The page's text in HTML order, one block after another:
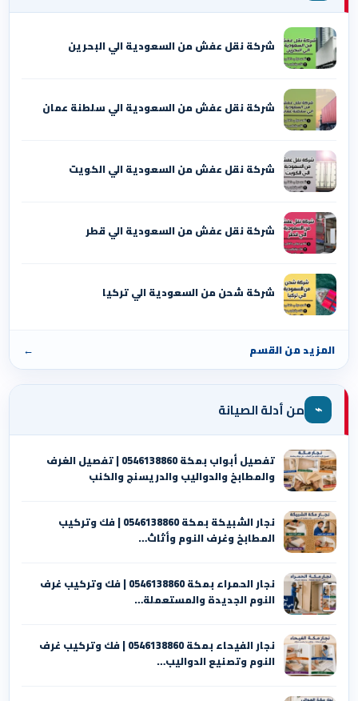
شركة نقل عفش من السعودية الي البحرين
شركة نقل عفش من السعودية الي سلطنة عمان
شركة نقل عفش من السعودية الي الكويت
شركة نقل عفش من السعودية الي قطر
شركة شحن من السعودية الي تركيا
المزيد من القسم ←
⌁ من أدلة الصيانة
تفصيل أبواب بمكة 0546138860 | تفصيل الغرف
والمطابخ والدواليب والدريسنج والكنب
نجار الشبيكة بمكة 0546138860⁩ | فك وتركيب
المطابخ وغرف النوم وأثاث…
نجار الحمراء بمكة 0546138860⁩ | فك وتركيب غرف
النوم الجديدة والمستعملة…
نجار الفيحاء بمكة 0546138860⁩ | فك وتركيب غرف
النوم وتصنيع الدواليب…